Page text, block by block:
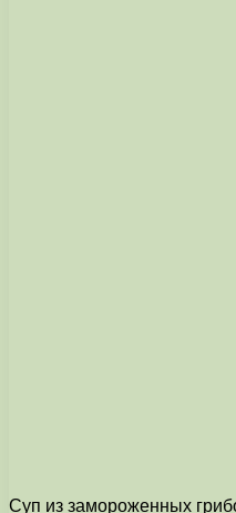
Суп из замороженных